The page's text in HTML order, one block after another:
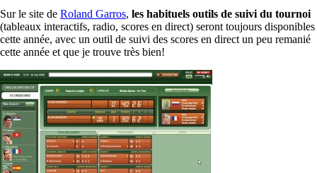
Sur le site de Roland Garros, les habituels outils de suivi du tournoi
(tableaux interactifs, radio, scores en direct) seront toujours disponibles
cette année, avec un outil de suivi des scores en direct un peu remanié
cette année et que je trouve très bien!